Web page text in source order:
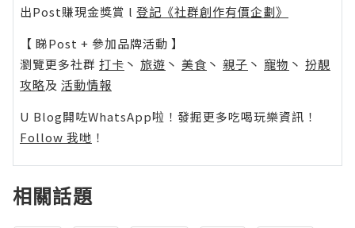
出Post賺現金獎賞 l 登記《社群創作有價企劃》
【 睇Post + 參加品牌活動 】
瀏覽更多社群 打卡 丶 旅遊 丶 美食 丶 親子 丶 寵物 丶 扮靚
攻略及 活動情報
U Blog開咗WhatsApp啦！發掘更多吃喝玩樂資訊！
Follow 我哋 ！
相關話題